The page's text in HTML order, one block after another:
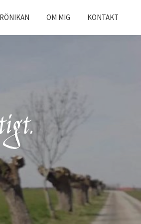
OM MIG KONTAKT